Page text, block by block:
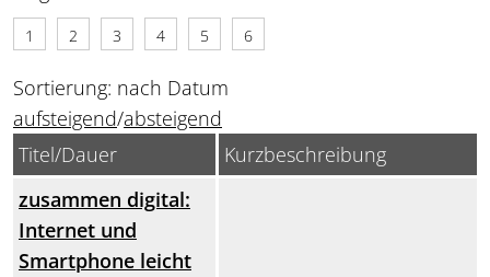
1 2 3 4 5 6
Sortierung: nach Datum
aufsteigend/absteigend
Titel/Dauer
Kurzbeschreibung
zusammen digital:
Internet und
Smartphone leicht